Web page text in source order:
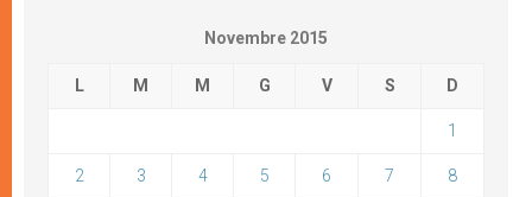
Novembre 2015
L M M G V S D
1
2 3 4 5 6 7 8